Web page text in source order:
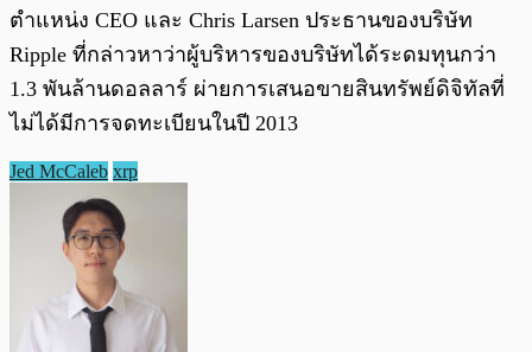
ตำแหน่ง CEO และ Chris Larsen ประธานของบริษัท
Ripple ที่กล่าวหาว่าผู้บริหารของบริษัทได้ระดมทุนกว่า
1.3 พันล้านดอลลาร์ ผ่ายการเสนอขายสินทรัพย์ดิจิทัลที่
ไม่ได้มีการจดทะเบียนในปี 2013
Jed McCaleb xrp